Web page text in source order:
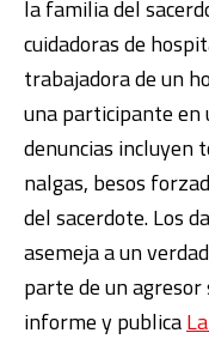
la familia del
cuidadoras de
trabajadora de un
unaparticipante en
denuncias incluyen
nalgas, besos
del sacerdote. Los
asemeja a un
parte de un agresor
informe y publica